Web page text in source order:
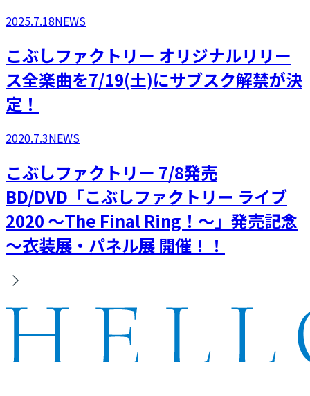
2025.7.18NEWS
こぶしファクトリー オリジナルリリー
ス全楽曲を7/19(土)にサブスク解禁が決
定！
2020.7.3NEWS
こぶしファクトリー 7/8発売
BD/DVD「こぶしファクトリー ライブ
2020 ～The Final Ring！～」発売記念
～衣装展・パネル展 開催！！